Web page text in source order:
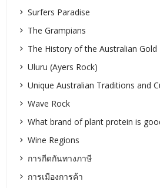
Surfers Paradise
The Grampians
The History of the Australian Gold
Uluru (Ayers Rock)
Unique Australian Traditions and
Wave Rock
What brand of plant protein is
Wine Regions
การกีดกันทางภาษี
การเมืองการค้า